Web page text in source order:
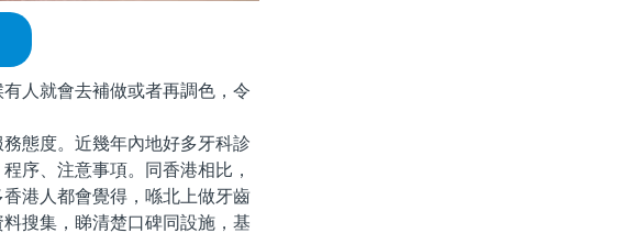
人就會去補做或者再調色，令
態度。近幾年內地好多牙科診
序、注意事項。同香港相比，
港人都會覺得，喺北上做牙齒
搜集，睇清楚口碑同設施，基